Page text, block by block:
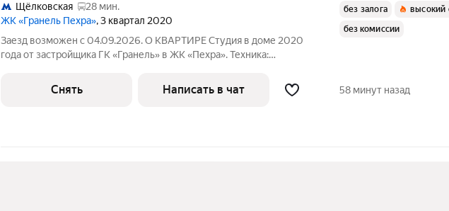
Щёлковская
28 мин.
ЖК «Гранель Пехра», 3 квартал 2020
Заезд возможен с 04.09.2026. О КВАРТИРЕ Студия в доме 2020
года от застройщика ГК «Гранель» в ЖК «Пехра». Техника:
кухонный гарнитур со встроенной техникой, раскладной диван,
без залога
высокий
без комиссии
Снять Написать в чат 58 минут назад